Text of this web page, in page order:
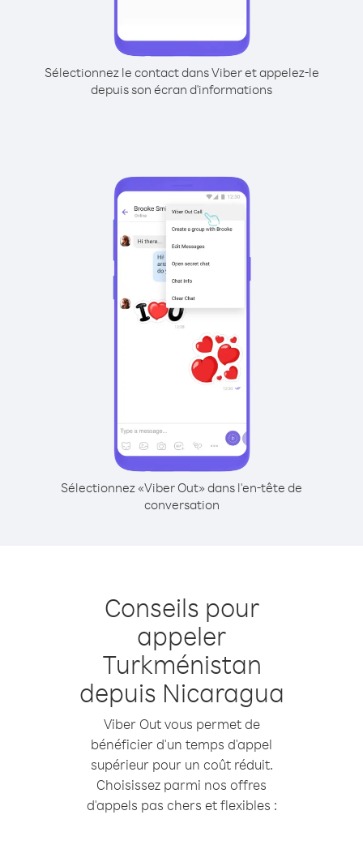
Sélectionnez le contact dans Viber et appelez-le
depuis son écran d'informations
Sélectionnez «Viber Out» dans l'en-tête de
conversation
Conseils pour
appeler
Turkménistan
depuis Nicaragua
Viber Out vous permet de
bénéficier d'un temps d'appel
supérieur pour un coût réduit.
Choisissez parmi nos offres
d'appels pas chers et flexibles :